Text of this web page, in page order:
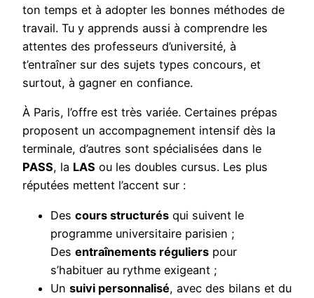
ton temps et à adopter les bonnes méthodes de
travail. Tu y apprends aussi à comprendre les
attentes des professeurs d’université, à
t’entraîner sur des sujets types concours, et
surtout, à gagner en confiance.
À Paris, l’offre est très variée. Certaines prépas
proposent un accompagnement intensif dès la
terminale, d’autres sont spécialisées dans le
PASS, la LAS ou les doubles cursus. Les plus
réputées mettent l’accent sur :
Des cours structurés qui suivent le
programme universitaire parisien ;
Des entraînements réguliers pour
s’habituer au rythme exigeant ;
Un suivi personnalisé, avec des bilans et du